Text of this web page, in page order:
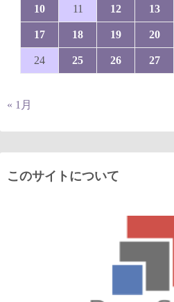
10 11 12 13
17 18 19 20
24 25 26 27
« 1月
このサイトについて